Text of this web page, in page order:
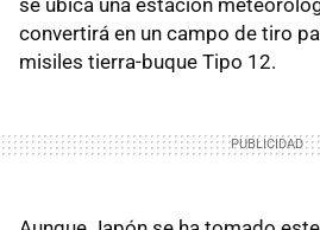
convertirá en un campo de tiro
misiles tierra-buque Tipo 12.